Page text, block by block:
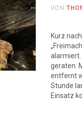
VON
Kurz
geraten.
entfernt
Stunde
Einsatz